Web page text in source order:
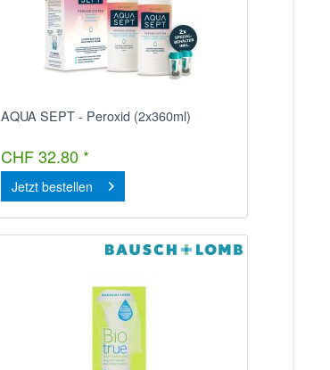
AQUA SEPT - Peroxid (2x360ml)
CHF 32.80 *
Jetzt bestellen